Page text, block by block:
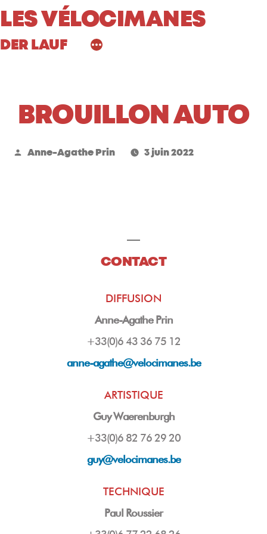
Aller
LES VÉLOCIMANES
DER LAUF
BROUILLON AUTO
Publié
Anne-Agathe Prin 3 juin 2022
CONTACT
DIFFUSION
Anne-Agathe Prin
+33(0)6 43 36 75 12
anne-agathe@velocimanes.be
ARTISTIQUE
Guy Waerenburgh
+33(0)6 82 76 29 20
guy@velocimanes.be
TECHNIQUE
Paul Roussier